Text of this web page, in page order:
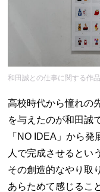
和田誠との仕事に関する作
高校時代から憧れの
を与えたのが和田誠
「NO IDEA」から
人で完成させるとい
その創造的なやり取
あらためて感じるこ